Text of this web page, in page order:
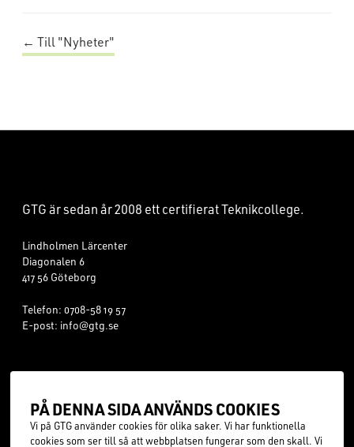
← Till "Nyheter"
GTG är sedan år2008 ett certifierat Teknikcollege.
Lindholmen Lärcenter
Diagonalen 6
417 56 Göteborg
Telefon: 0708-58 19 57
E-post: info@gtg.se
Frånvaroanmälan
Dokument & blanketter
Om cookies
Industriprogrammet
Teknikprogrammet - spets
PÅ DEN­NA SIDA ANVÄNDS COOK­IES
Vi på GTG använder cookies för olika saker. Vi har funktionella
cookies som ser till så att webbplatsen fungerar som den skall. Vi